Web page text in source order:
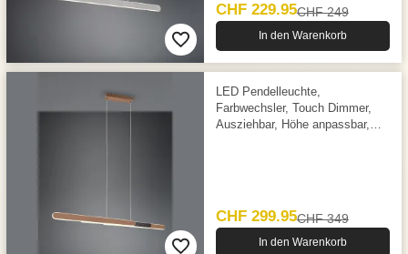
CHF 229.95CHF 249
In den Warenkorb
LED Pendelleuchte,
Farbwechsler, Touch Dimmer,
Ausziehbar, Höhe anpassbar,
CHF 299.95CHF 349
In den Warenkorb